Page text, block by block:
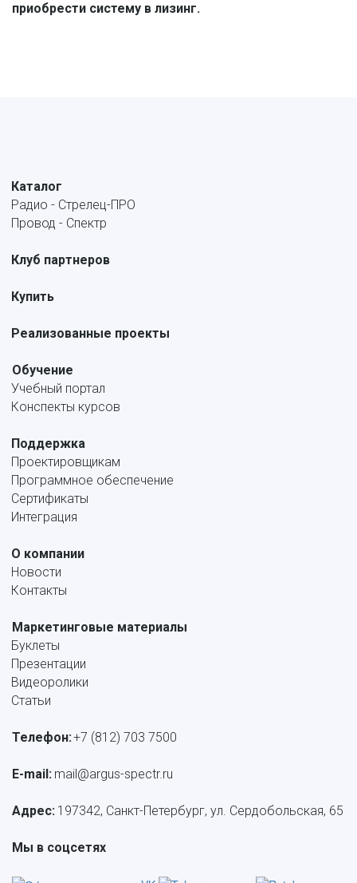
приобрести систему в лизинг.
Каталог
Радио - Стрелец-ПРО
Провод - Спектр
Клуб партнеров
Купить
Реализованные проекты
Обучение
Учебный портал
Конспекты курсов
Поддержка
Проектировщикам
Программное обеспечение
Сертификаты
Интеграция
О компании
Новости
Контакты
Маркетинговые материалы
Буклеты
Презентации
Видеоролики
Статьи
Телефон:+7 (812) 703 7500
E-mail: mail@argus-spectr.ru
Адрес: 197342, Санкт-Петербург, ул. Сердобольская, 65
Мы в соцсетях